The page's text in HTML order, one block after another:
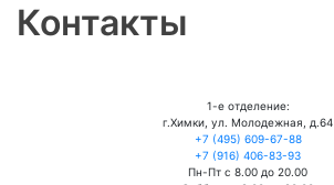
Контакты
1-е отделение:
г.Химки, ул. Молодежная, д.64
+7 (495) 609-67-88
+7 (916) 406-83-93
Пн-Пт с 8.00 до 20.00